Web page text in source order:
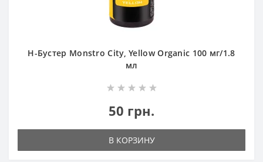
Н-Бустер Monstro City, Yellow Organic 100 мг/1.8
мл
50 грн.
В КОРЗИНУ